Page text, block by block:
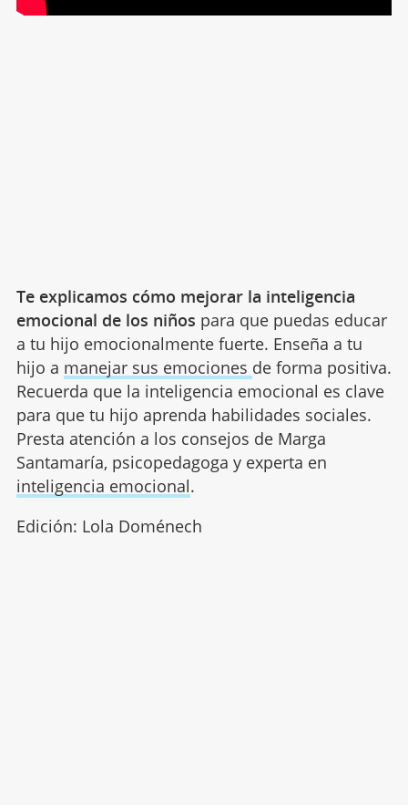
Te explicamos cómo mejorar la inteligencia
emocional de los niños para que puedas educar
a tu hijo emocionalmente fuerte. Enseña a tu
hijo a manejar sus emociones de forma positiva.
Recuerda que la inteligencia emocional es clave
para que tu hijo aprenda habilidades sociales.
Presta atención a los consejos de Marga
Santamaría, psicopedagoga y experta en
inteligencia emocional.
Edición: Lola Doménech